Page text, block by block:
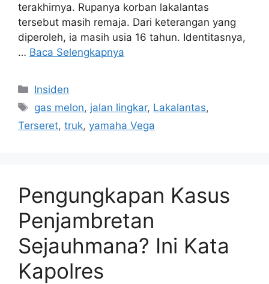
terakhirnya. Rupanya korban lakalantas
tersebut masih remaja. Dari keterangan yang
diperoleh, ia masih usia 16 tahun. Identitasnya,
… Baca Selengkapnya
Kategori
Insiden
Tag
gas melon, jalan lingkar, Lakalantas,
Terseret, truk, yamaha Vega
Pengungkapan Kasus
Penjambretan
Sejauhmana? Ini Kata
Kapolres